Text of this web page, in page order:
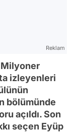
Reklam
Milyoner
izleyenleri
bölümünde
açıldı. Son
seçen Eyüp